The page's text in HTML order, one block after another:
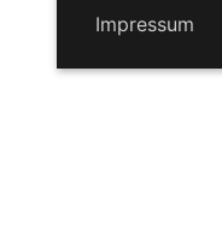
Impressum